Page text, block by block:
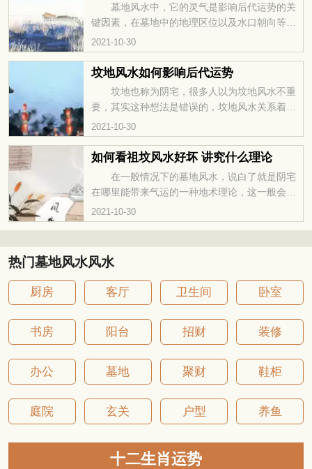
叫阴气过盛，不管外环境如何如何好，这个地方
也不能选，选此地必然男丁稀少，女人忧郁。阴
宅也需要好的阳光照射条件，有和谐的阳光照
耀，是具备好的风水条件之
墓地风水中，它的灵气是影响后代运势的关
键因素，在墓地中的地理区位以及水口朝向等，
都是能够影响我们的风水效用。需要我们重点去
规划，以此来满足我们能够世代安康，家族兴
旺，今天的文章内容就要来讲讲墓地的看
年四季见不到阳光，叫阴气过盛，不管外环境如
何如何好，这个地方也不能选，选此地必然男丁
稀少，女人忧郁。阴宅也需要好的阳光照射条
件，有和谐的阳光照耀，是具备好的
2021-10-30
坟地风水如何影响后代运势
坟地也称为阴宅，很多人以为坟地风水不重
要，其实这种想法是错误的，坟地风水关系着子
孙后代的运势，如果风水好，子孙就能够事事顺
利，生活富足幸福，相反，坟地风水差，子孙容
易倒霉，运气不佳，穷困潦倒。墓地风水如何影
影响着后代的富贵运。在挑选坟地的时候，一定
要选择龙脉所在地，有山脉或者河流的地方就是
吉利位置，在这个地方建坟地，能够保佑子孙后
代荣华富贵，事业顺心。
2021-10-30
如何看祖坟风水好坏 讲究什么理论
在一般情况下的墓地风水，说白了就是阴宅
在哪里能带来气运的一种地术理论，这一般会涉
及到许多的风水知识，需要大家重视气水在周围
的格局和运动，一定要合理规划，这样才能达到
重视。 1、因为坟墓就是阴地，如果这快地方
一年四季见不到阳光，叫阴气过盛，不管外环境
如何如何好，这个地方也不能选，选此地必然男
丁稀少，女人忧郁。阴宅也需要好的阳光照射条
2021-10-30
热门墓地风水风水
厨房 客厅 卫生间 卧室
书房 阳台 招财 装修
办公 墓地 聚财 鞋柜
庭院 玄关 户型 养鱼
十二生肖运势